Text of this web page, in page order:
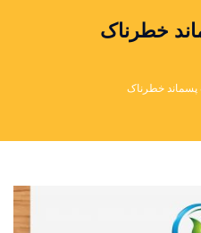
خطرناک
خطرناک